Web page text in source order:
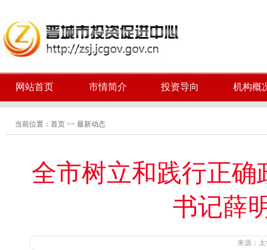
网站首页 市情简介 投资导向 机构概
当前位置： 首页 >> 最新动态
全市树立和践行正
书记薛
来源：